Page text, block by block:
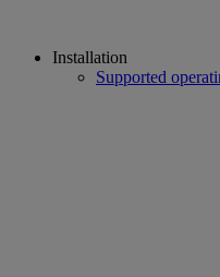
Installation
Supported